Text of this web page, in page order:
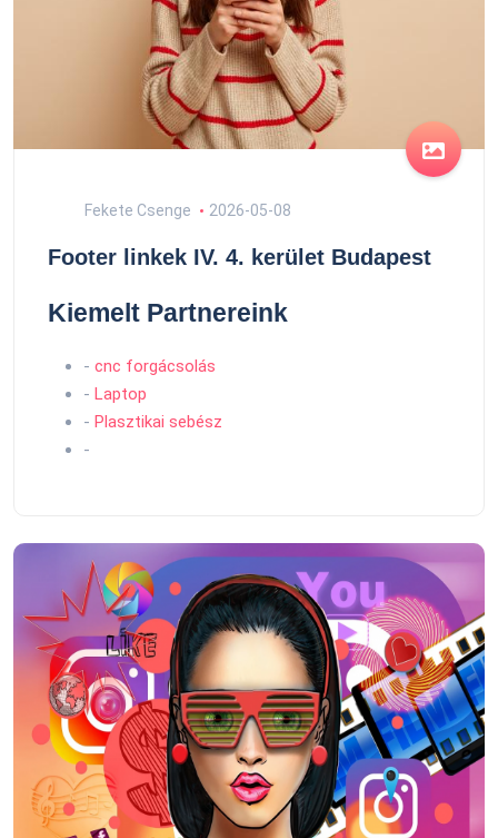
Fekete Csenge 2026-05-08
Footer linkek IV. 4. kerület Budapest
Kiemelt Partnereink
- cnc forgácsolás
- Laptop
- Plasztikai sebész
-